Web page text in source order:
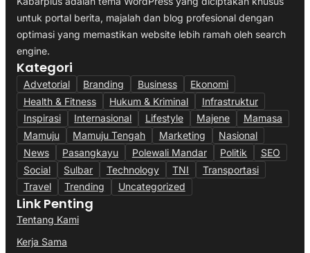
untuk portal berita, majalah dan blog profesional dengan
optimasi yang memastikan website lebih ramah oleh search
engine.
Kategori
Advetorial Branding Business
Ekonomi
Health & Fitness
Hukum & Kriminal
Infrastruktur
Inspirasi
Internasional Lifestyle Majene
Mamasa
Mamuju
Mamuju Tengah Marketing
Nasional
News
Pasangkayu Polewali Mandar Politik
SEO
Social
Sulbar Technology TNI
Transportasi
Travel
Trending Uncategorized
Link Penting
Tentang Kami
Kerja Sama